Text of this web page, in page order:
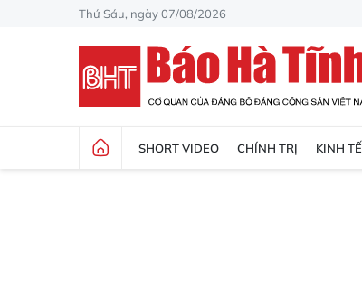
Thứ Sáu, ngày 07/08/2026
SHORT VIDEO CHÍNH TRỊ KINH TẾ